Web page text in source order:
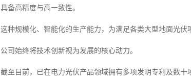
具备高精度与高一致性。
这种规模化、智能化的生产能力，为满足各类大型地面光伏
公司始终将技术创新视为发展的核心动力。
截至目前，已在电力光伏产品领域拥有多项发明专利及数